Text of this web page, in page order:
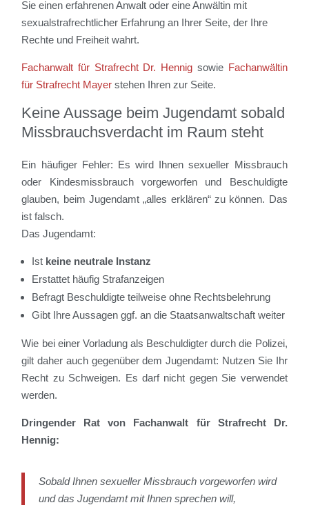
Sie einen erfahrenen Anwalt oder eine Anwältin mit
sexualstrafrechtlicher Erfahrung an Ihrer Seite, der Ihre
Rechte und Freiheit wahrt.
Fachanwalt für Strafrecht Dr. Hennig sowie Fachanwältin
für Strafrecht Mayer stehen Ihren zur Seite.
Keine Aussage beim Jugendamt sobald
Missbrauchsverdacht im Raum steht
Ein häufiger Fehler: Es wird Ihnen sexueller Missbrauch
oder Kindesmissbrauch vorgeworfen und Beschuldigte
glauben, beim Jugendamt „alles erklären“ zu können. Das
ist falsch.
Das Jugendamt:
Ist keine neutrale Instanz
Erstattet häufig Strafanzeigen
Befragt Beschuldigte teilweise ohne Rechtsbelehrung
Gibt Ihre Aussagen ggf. an die Staatsanwaltschaft weiter
Wie bei einer Vorladung als Beschuldigter durch die Polizei,
gilt daher auch gegenüber dem Jugendamt: Nutzen Sie Ihr
Recht zu Schweigen. Es darf nicht gegen Sie verwendet
werden.
Dringender Rat von Fachanwalt für Strafrecht Dr.
Hennig:
Sobald Ihnen sexueller Missbrauch vorgeworfen wird
und das Jugendamt mit Ihnen sprechen will,